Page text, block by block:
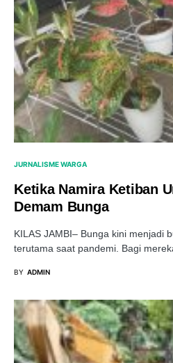
JURNALISME WARGA
Ketika Namira Ketiban
Demam Bunga
KILAS JAMBI– Bunga kini menjadi
terutama saat pandemi. Bagi
BY ADMIN